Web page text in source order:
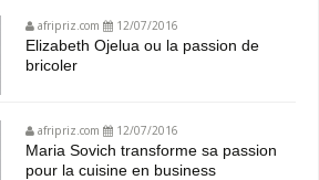
afripriz.com 12/07/2016
Elizabeth Ojelua ou la passion de
bricoler
afripriz.com 12/07/2016
Maria Sovich transforme sa passion
pour la cuisine en business